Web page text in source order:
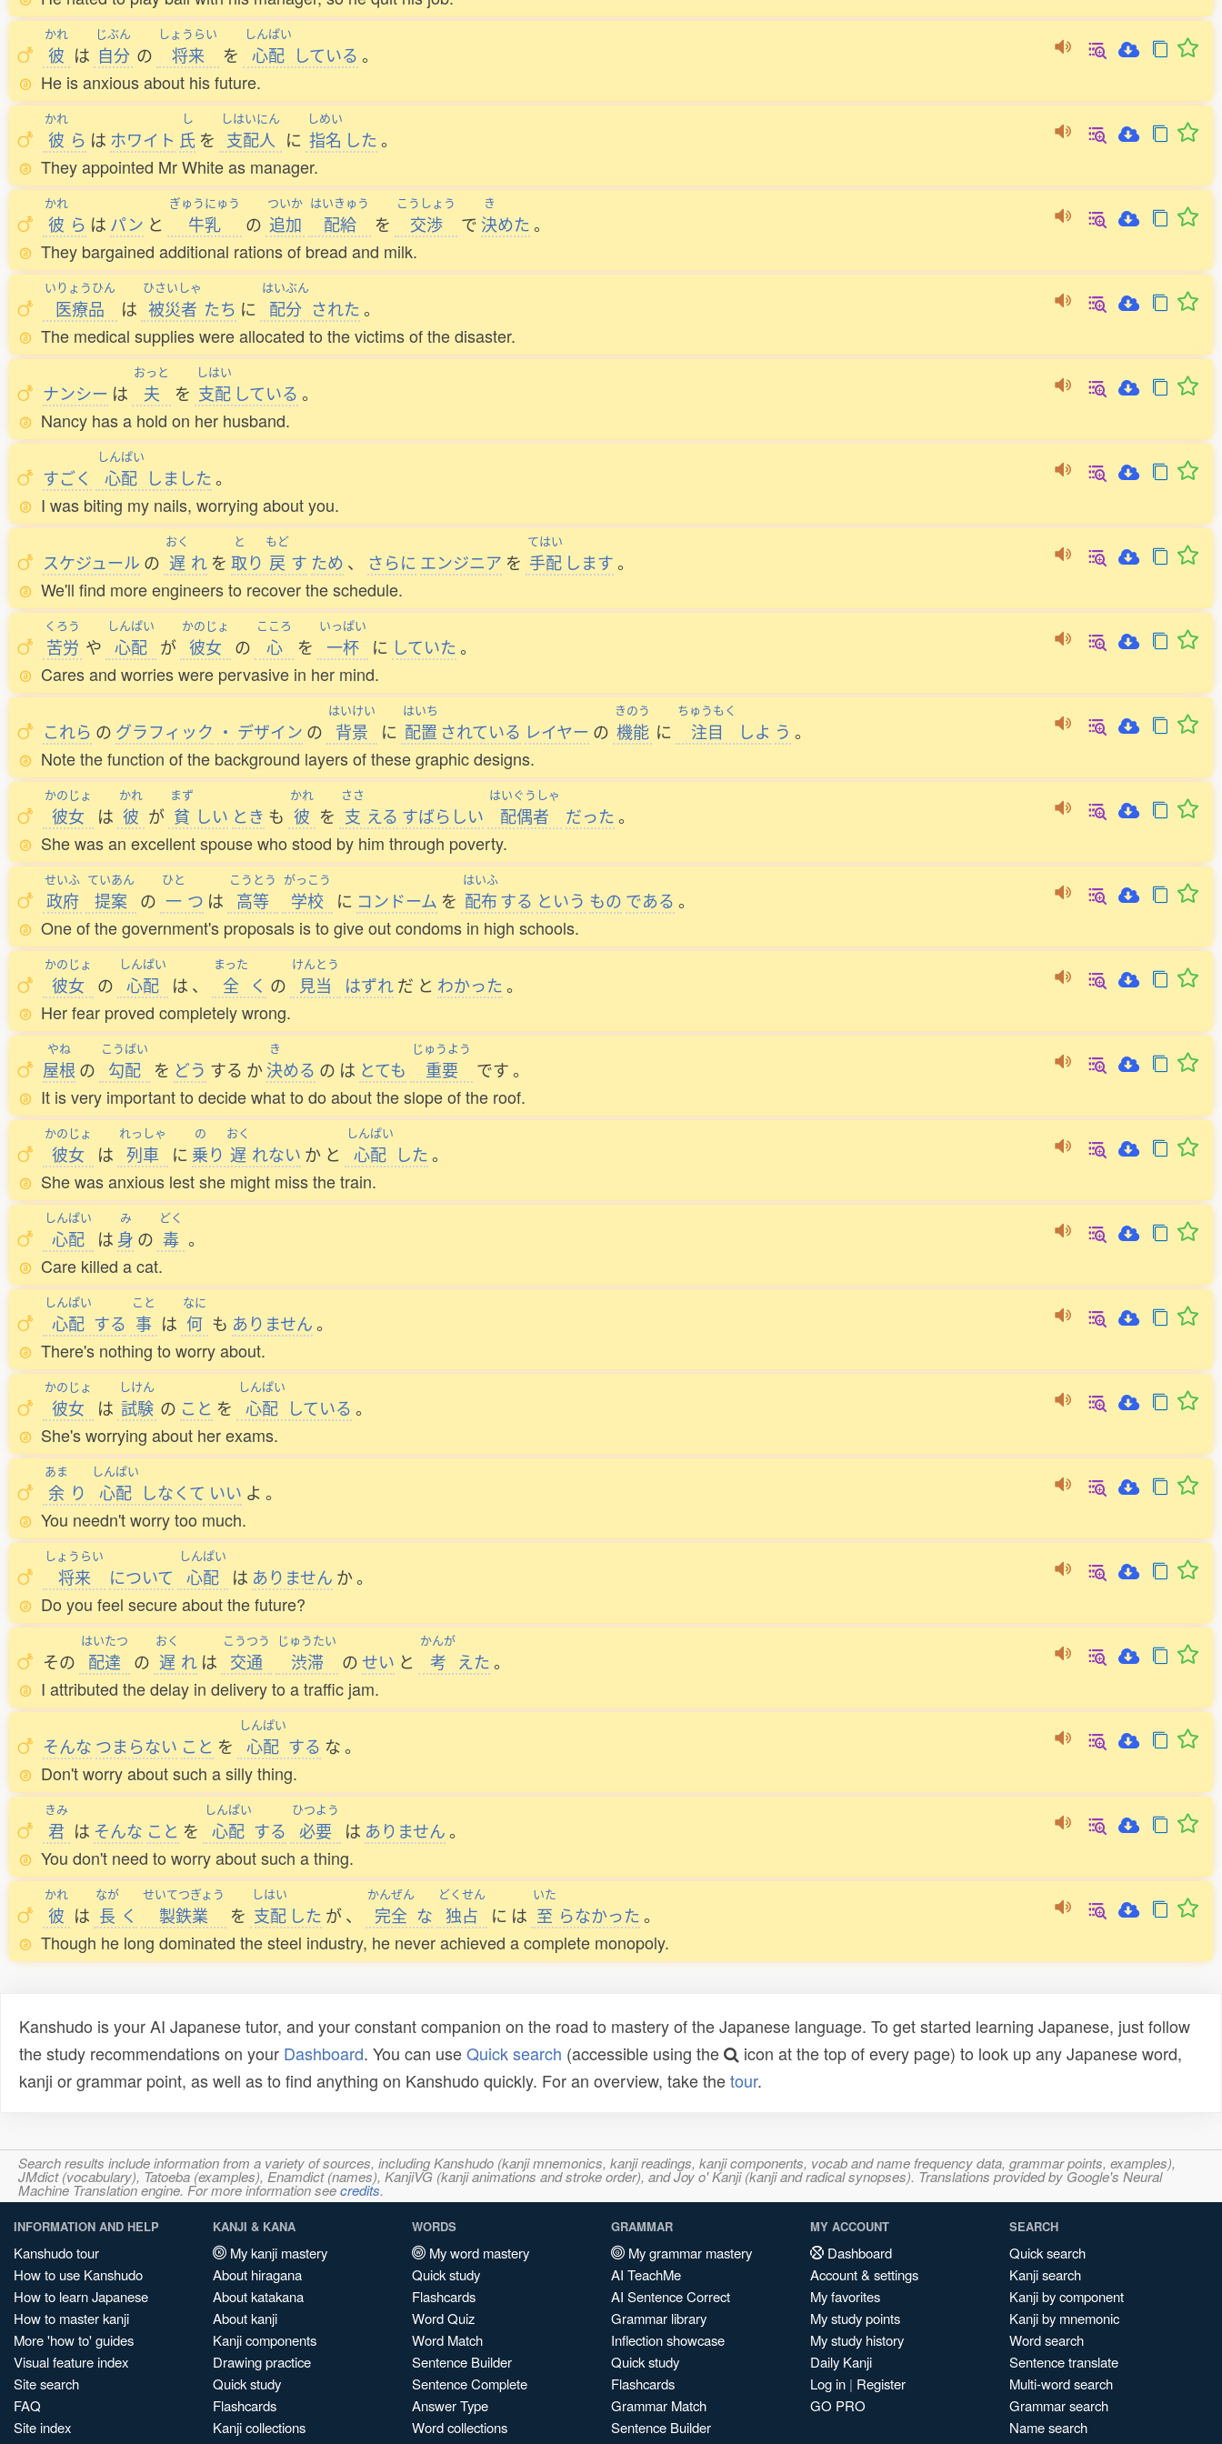
かれ
彼 は
じぶん
自分 の
しょうらい
将来 を
しんぱい
心配 している 。
He is anxious about his future.
かれ
彼 ら は ホワイト
し
氏 を
しはいにん
支配人 に
しめい
指名 した。
They appointed Mr White as manager.
かれ
彼 ら は パン と
ぎゅうにゅう
牛乳 の
ついか
追加
はいきゅう
配給 を
こうしょう
交渉 で
き
決めた。
They bargained additional rations of bread and milk.
いりょうひん
医療品 は
ひさいしゃ
被災者 たち に
はいぶん
配分 された。
The medical supplies were allocated to the victims of the disaster.
ナンシー は
おっと
夫 を
しはい
支配 している 。
Nancy has a hold on her husband.
すごく
しんぱい
心配 しました。
I was biting my nails, worrying about you.
スケジュール の
おく
遅 れ を
と
取り
もど
戻 す ため 、 さらに エンジニア を
てはい
手配 します。
We'll find more engineers to recover the schedule.
くろう
苦労 や
しんぱい
心配 が
かのじょ
彼女 の
こころ
心 を
いっぱい
一杯 に していた。
Cares and worries were pervasive in her mind.
これら の グラフィック ・ デザイン の
はいけい
背景 に
はいち
配置 されている レイヤー の
きのう
機能 に
ちゅうもく
注目 しよ う 。
Note the function of the background layers of these graphic designs.
かのじょ
彼女 は
かれ
彼 が
まず
貧 しい とき も
かれ
彼 を
ささ
支 える すばらしい
はいぐうしゃ
配偶者 だった。
She was an excellent spouse who stood by him through poverty.
せいふ
政府
ていあん
提案 の
ひと
一 つ は
こうとう
高等
がっこう
学校 に コンドーム を
はいふ
配布する という もの である 。
One of the government's proposals is to give out condoms in high schools.
かのじょ
彼女 の
しんぱい
心配 は 、
まった
全 く の
けんとう
見当 はずれだ と わかった。
Her fear proved completely wrong.
やね
屋根 の
こうばい
勾配 を どう する か
き
決める の は とても
じゅうよう
重要 です。
It is very important to decide what to do about the slope of the roof.
かのじょ
彼女 は
れっしゃ
列車 に
の
乗り
おく
遅 れない か と
しんぱい
心配 した。
She was anxious lest she might miss the train.
しんぱい
心配 は
み
身 の
どく
毒 。
Care killed a cat.
しんぱい
心配 する
こと
事 は
なに
何 も ありません。
There's nothing to worry about.
かのじょ
彼女 は
しけん
試験 の こと を
しんぱい
心配 している 。
She's worrying about her exams.
あま
余 り
しんぱい
心配 しなくて いい よ 。
You needn't worry too much.
しょうらい
将来 について
しんぱい
心配 は ありません か。
Do you feel secure about the future?
その
はいたつ
配達 の
おく
遅 れ は
こうつう
交通
じゅうたい
渋滞 のせい と
かんが
考 えた。
I attributed the delay in delivery to a traffic jam.
そんな つまらない こと を
しんぱい
心配 する な。
Don't worry about such a silly thing.
きみ
君 は そんな こと を
しんぱい
心配 する
ひつよう
必要 は ありません。
You don't need to worry about such a thing.
かれ
彼 は
なが
長 く
せいてつぎょう
製鉄業 を
しはい
支配 した が、
かんぜん
完全 な
どくせん
独占 に は
いた
至 らなかった。
Though he long dominated the steel industry, he never achieved a complete monopoly.
Kanshudo is your AI Japanese tutor, and your constant companion on the road to mastery of the Japanese language. To get started learning Japanese, just follow
the study recommendations on your Dashboard. You can useQuick search (accessible using the
icon at the top of every page) to look up any Japanese word,
kanji or grammar point, as well as to find anything on Kanshudo quickly. For an overview, take thetour.
Search results include information from a variety of sources, including Kanshudo (kanji mnemonics, kanji readings, kanji components, vocab and name frequency data, grammar points, examples),
JMdict (vocabulary), Tatoeba (examples), Enamdict (names), KanjiVG (kanji animations and stroke order), and Joy o' Kanji (kanji and radical synopses). Translations provided by Google's Neural
Machine Translation engine. For more information seecredits.
INFORMATION AND HELP
Kanshudo tour
How to use Kanshudo
How to learn Japanese
How to master kanji
More 'how to' guides
Visual feature index
Site search
FAQ
Site index
KANJI & KANA
My kanji mastery
About hiragana
About katakana
About kanji
Kanji components
Drawing practice
Quick study
Flashcards
Kanji collections
WORDS
My word mastery
Quick study
Flashcards
Word Quiz
Word Match
Sentence Builder
Sentence Complete
Answer Type
Word collections
GRAMMAR
My grammar mastery
AI TeachMe
AI Sentence Correct
Grammar library
Inflection showcase
Quick study
Flashcards
Grammar Match
Sentence Builder
MY ACCOUNT
Dashboard
Account & settings
My favorites
My study points
My study history
Daily Kanji
Log in | Register
GO PRO
SEARCH
Quick search
Kanji search
Kanji by component
Kanji by mnemonic
Word search
Sentence translate
Multi-word search
Grammar search
Name search